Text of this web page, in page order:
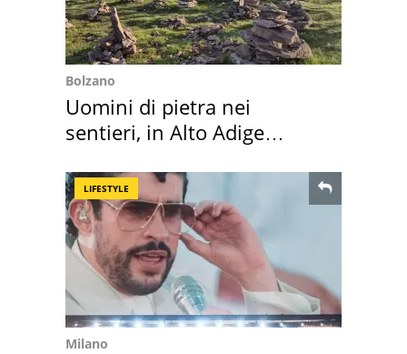
Bolzano
Uomini di pietra nei
sentieri, in Alto Adige
LIFESTYLE
Milano